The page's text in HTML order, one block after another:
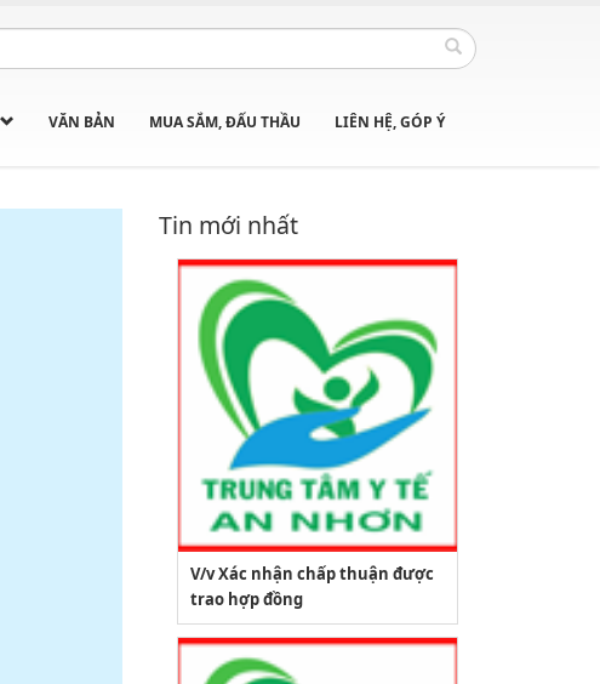
VĂN BẢN MUA SẮM, ĐẤU THẦU LIÊN HỆ, GÓP Ý
Tin mới nhất
V/v Xác nhận chấp thuận được
trao hợp đồng